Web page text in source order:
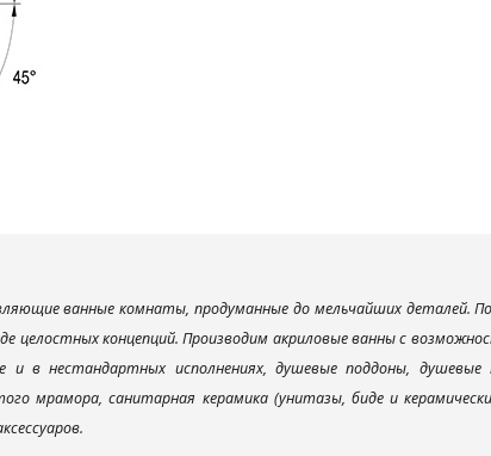
ванные комнаты, продуманные до мельчайших деталей.
целостных концепций. Производим акриловые ванны с
и в нестандартных исполнениях, душевые поддоны,
мрамора, санитарная керамика (унитазы, биде и